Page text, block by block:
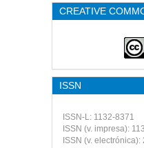
CREATIVE
ISSN
ISSN-L: 1132-8371
ISSN (v. impresa):
ISSN (v. electrónica):